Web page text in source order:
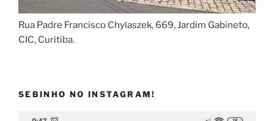
Rua Padre Francisco Chylaszek, 669, Jardim Gabineto,
CIC, Curitiba.
SEBINHO NO INSTAGRAM!